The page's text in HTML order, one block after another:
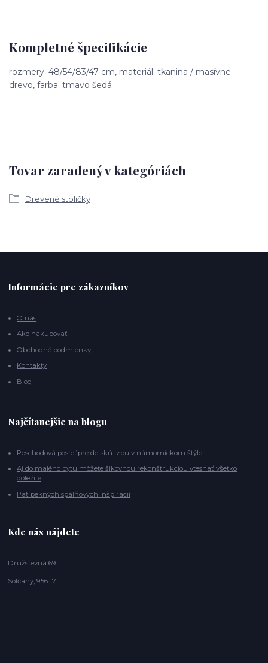
Kompletné špecifikácie
rozmery: 48/54/83/47 cm, materiál: tkanina / masívne
drevo, farba: tmavo šedá
Tovar zaradený v kategóriách
Drevené stoličky
Informácie pre zákazníkov
O nás
Ako nakupovať
Obchodné podmienky
Kontakty
Blog
Najčítanejšie na blogu
Poschodová posteľ pre detskú izbu v námorníckom štýle
Aj do malého bytu môžete šikovnou rekonštrukciou vtesnať všetko
dôležité
Päť pekných spálňových inšpirácií
Kde nás nájdete
Družstevná 69
Solčany, 956 17